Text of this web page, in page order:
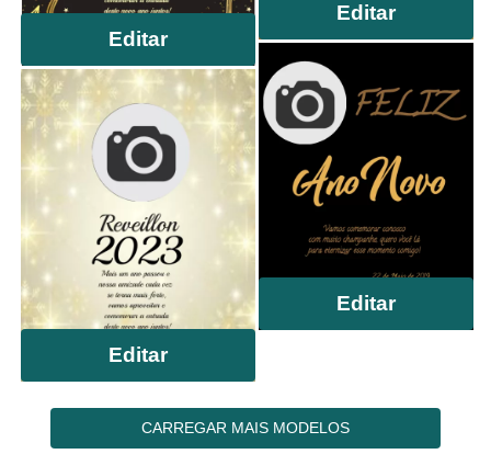
Editar
Editar
Editar
Editar
CARREGAR MAIS MODELOS